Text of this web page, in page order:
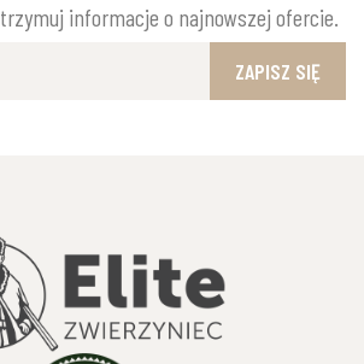
informacje o najnowszej ofercie.